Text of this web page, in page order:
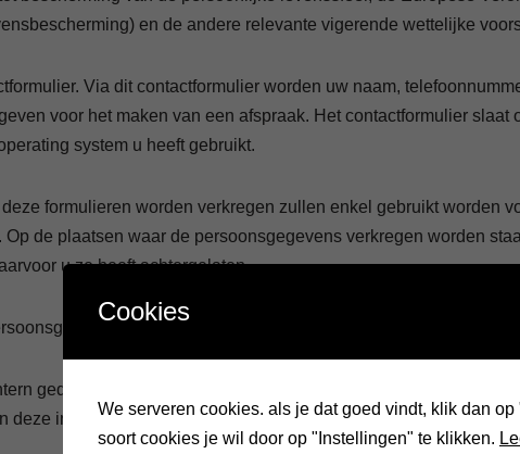
en de andere relevante vigerende wettelijke
Via dit contactformulier worden uw naam,
voor het maken van een afspraak. Het contactformulier
system u heeft gebruikt.
formulieren worden verkregen zullen enkel gebruikt worden
Op de plaatsen waar de persoonsgegevens verkregen worden
u ze heeft achtergelaten.
geldt dat alleen de gegevens worden gebruikt die
gedeeld worden voor het maken van de afspraak of het
deze informatie ook niet door te spelen aan derden-externen,
Cookies
We serveren cookies. als je dat goed vindt, klik dan
soort cookies je wil door op "Instellingen" te klikken.